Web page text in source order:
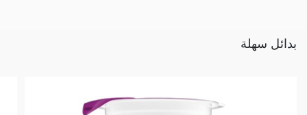
بدائل سهلة